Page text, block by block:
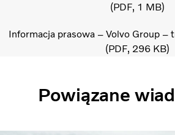
PDF 1 MB
Informacja prasowa – Volvo Group –
PDF 296 KB
Powiązane